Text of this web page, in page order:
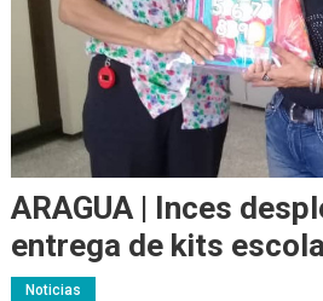
ARAGUA | Inces
entrega de kits
Noticias